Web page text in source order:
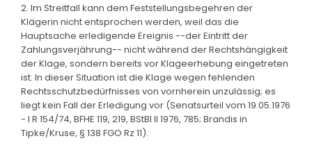
2. Im Streitfall kann dem Feststellungsbegehren der
Klägerin nicht entsprochen werden, weil das die
Hauptsache erledigende Ereignis --der Eintritt der
Zahlungsverjährung-- nicht während der Rechtshängigkeit
der Klage, sondern bereits vor Klageerhebung eingetreten
ist. In dieser Situation ist die Klage wegen fehlenden
Rechtsschutzbedürfnisses von vornherein unzulässig; es
liegt kein Fall der Erledigung vor (Senatsurteil vom 19.05.1976
- I R 154/74, BFHE 119, 219, BStBl II 1976, 785; Brandis in
Tipke/Kruse, § 138 FGO Rz 11).